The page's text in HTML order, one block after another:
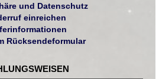
und Datenschutz
einreichen
Rücksendeformular